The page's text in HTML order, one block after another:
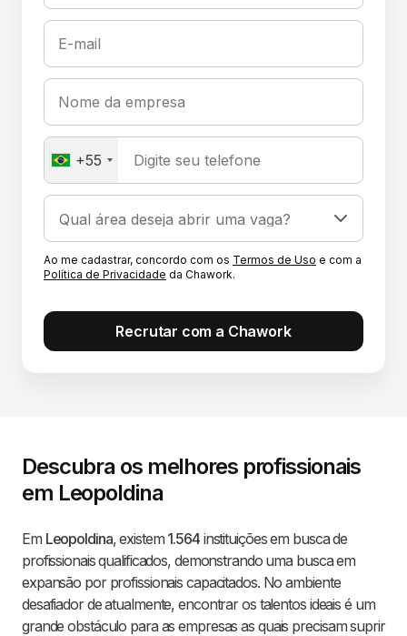
E-mail
Nome da empresa
+55 Digite seu telefone
Ao me cadastrar, concordo com os Termos de Uso e com a
Política de Privacidade da Chawork.
Recrutar com a Chawork
Descubra os melhores profissionais
em Leopoldina
Em Leopoldina, existem 1.564instituições em busca de
profissionais qualificados, demonstrando uma busca em
expansão por profissionais capacitados. No ambiente
desafiador de atualmente, encontrar os talentos ideais é um
grande obstáculo para as empresas as quais precisam suprir